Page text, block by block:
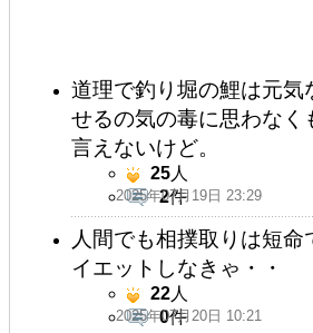
道理で釣り堀の鯉は元
せるの気の毒に思わなく
言えないけど。
2025年07月19日 23:29
25人
2件
人間でも相撲取りは短
イエットしなきゃ・・
2025年07月20日 10:21
22人
0件